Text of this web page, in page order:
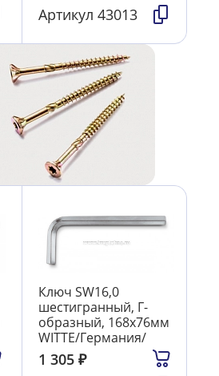
Артикул 43013
Ключ SW16,0
шестигранный, Г-
образный, 168х76мм
WITTE/Германия/
1 305 ₽